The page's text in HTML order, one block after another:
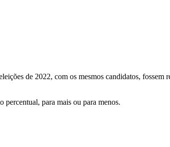
de 2022, com os mesmos candidatos, fossem
percentual, para mais ou para menos.